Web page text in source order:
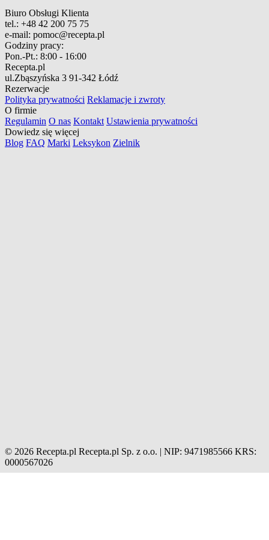
Biuro Obsługi Klienta
tel.: +48 42 200 75 75
e-mail: pomoc@recepta.pl
Godziny pracy:
Pon.-Pt.: 8:00 - 16:00
Recepta.pl
ul.Zbąszyńska 3 91-342 Łódź
Rezerwacje
Polityka prywatności Reklamacje i zwroty
O firmie
Regulamin O nas Kontakt Ustawienia prywatności
Dowiedz się więcej
Blog FAQ Marki Leksykon Zielnik
© 2026 Recepta.pl Recepta.pl Sp. z o.o. | NIP: 9471985566 KRS:
0000567026